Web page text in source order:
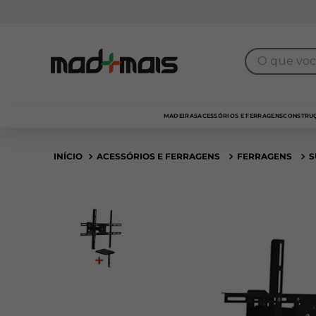
O que você
MADEIRASACESSÓRIOS E FERRAGENS
ACESSÓRIOS E FERRAGENS FERRAGENS